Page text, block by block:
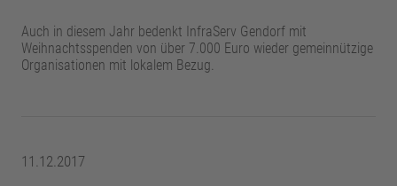
Auch in diesem Jahr bedenkt InfraServ Gendorf mit
Weihnachtsspenden von über 7.000 Euro wieder gemeinnützige
Organisationen mit lokalem Bezug.
11.12.2017